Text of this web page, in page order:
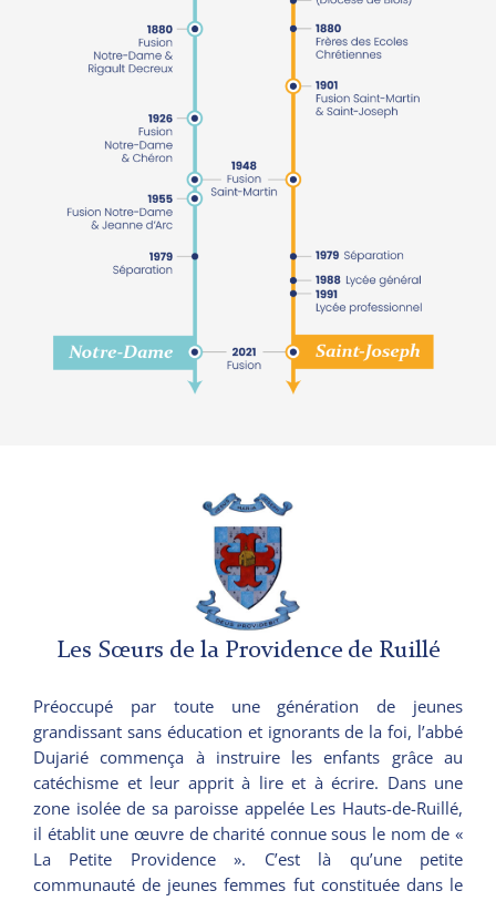
Les Sœurs de la Providence de Ruillé
Préoccupé par toute une génération de jeunes
grandissant sans éducation et ignorants de la foi, l’abbé
Dujarié commença à instruire les enfants grâce au
catéchisme et leur apprit à lire et à écrire. Dans une
zone isolée de sa paroisse appelée Les Hauts-de-Ruillé,
il établit une œuvre de charité connue sous le nom de «
La Petite Providence ». C’est là qu’une petite
communauté de jeunes femmes fut constituée dans le